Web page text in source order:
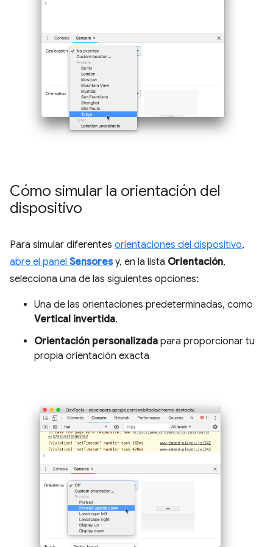
Cómo simular la orientación del
dispositivo
Para simular diferentes orientaciones del dispositivo,
abre el panel Sensoresy, en la lista Orientación,
selecciona una de las siguientes opciones:
Una de las orientaciones predeterminadas, como
Vertical invertida.
Orientación personalizada para proporcionar tu
propia orientación exacta